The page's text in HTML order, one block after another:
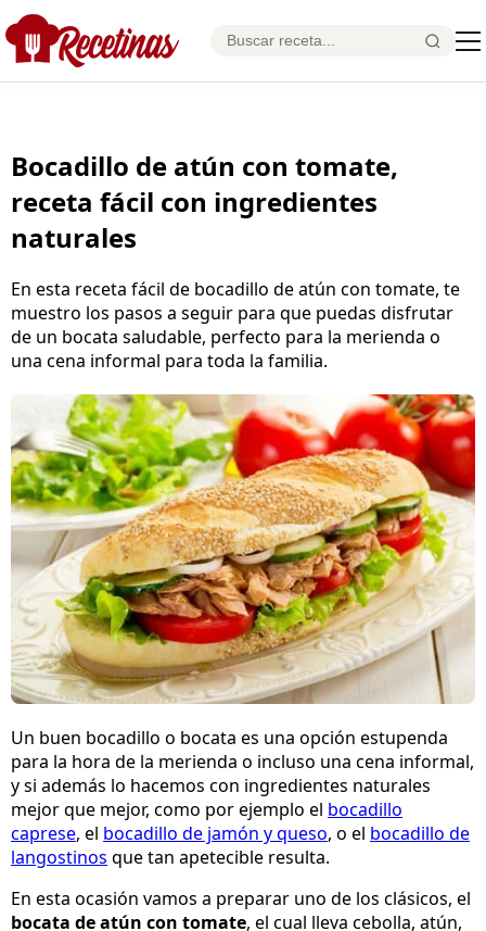
Bocadillo de atún con tomate,
receta fácil con ingredientes
naturales
En esta receta fácil de bocadillo de atún con tomate, te
muestro los pasos a seguir para que puedas disfrutar
de un bocata saludable, perfecto para la merienda o
una cena informal para toda la familia.
Un buen bocadillo o bocata es una opción estupenda
para la hora de la merienda o incluso una cena informal,
y si además lo hacemos con ingredientes naturales
mejor que mejor, como por ejemplo el bocadillo
caprese, el bocadillo de jamón y queso, o el bocadillo de
langostinos que tan apetecible resulta.
En esta ocasión vamos a preparar uno de los clásicos, el
bocata de atún con tomate, el cual lleva cebolla, atún,